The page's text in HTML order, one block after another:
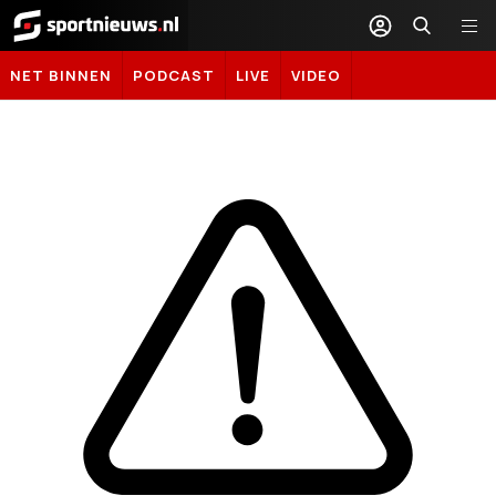
Sportnieuws.nl
NET BINNEN PODCAST LIVE VIDEO